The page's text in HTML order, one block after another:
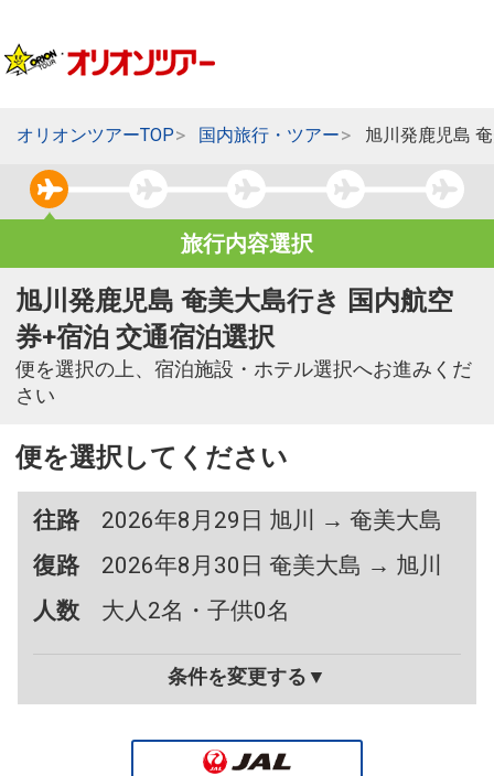
オリオンツアーTOP 国内旅行・ツアー 旭川発鹿児島
旅行内容選択
旭川発鹿児島 奄美大島行き 国内航空
券+宿泊 交通宿泊選択
便を選択の上、宿泊施設・ホテル選択へお進みくだ
さい
便を選択してください
往路
2026年8月29日 旭川 → 奄美大島
復路
2026年8月30日 奄美大島 → 旭川
人数
大人2名・子供0名
条件を変更する▼